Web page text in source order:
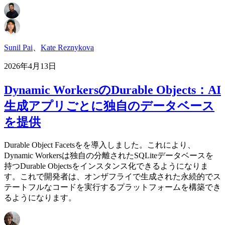
Sunil Pai Kate Reznykova
2026年4月13日
Dynamic WorkersのDurable Objects：AI
生成アプリごとに独自のデータベース
を提供
Durable Object Facetsをを導入しました。これにより、
Dynamic Workersは独自の分離されたSQLiteデータベースを
持つDurable Objectsをインスタンス化できるようになりま
す。これで開発者は、オンザフライで生成された永続的でス
テートフルなコードを実行するプラットフォームを構築でき
るようになります。